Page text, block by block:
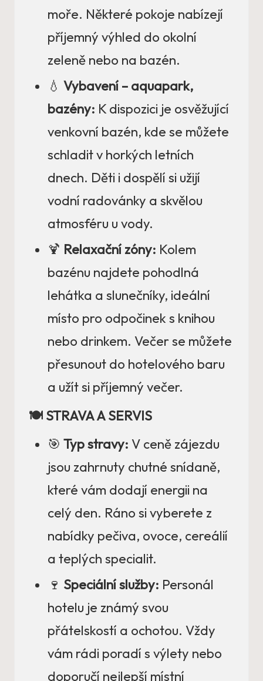
moře. Některé pokoje nabízejí
příjemný výhled do okolní
zeleně nebo na bazén.
💧 Vybavení – aquapark,
bazény: K dispozici je osvěžující
venkovní bazén, kde se můžete
schladit v horkých letních
dnech. Děti i dospělí si užijí
vodní radovánky a skvělou
atmosféru u vody.
🍹 Relaxační zóny: Kolem
bazénu najdete pohodlná
lehátka a slunečníky, ideální
místo pro odpočinek s knihou
nebo drinkem. Večer se můžete
přesunout do hotelového baru
a užít si příjemný večer.
🍽️ STRAVA A SERVIS
🎯 Typ stravy: V ceně zájezdu
jsou zahrnuty chutné snídaně,
které vám dodají energii na
celý den. Ráno si vyberete z
nabídky pečiva, ovoce, cereálií
a teplých specialit.
🍷 Speciální služby: Personál
hotelu je známý svou
přátelskostí a ochotou. Vždy
vám rádi poradí s výlety nebo
doporučí nejlepší místní